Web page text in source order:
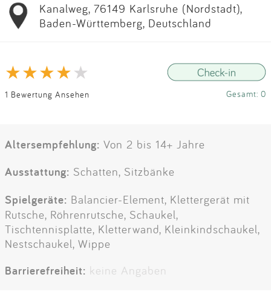
Kanalweg, 76149 Karlsruhe (Nordstadt),
Baden-Württemberg, Deutschland
1 Bewertung Ansehen Gesamt: 0
Altersempfehlung: Von 2 bis 14+ Jahre
Ausstattung: Schatten, Sitzbänke
Spielgeräte: Balancier-Element, Klettergerät mit
Rutsche, Röhrenrutsche, Schaukel,
Tischtennisplatte, Kletterwand, Kleinkindschaukel,
Nestschaukel, Wippe
Barrierefreiheit: keine Angaben